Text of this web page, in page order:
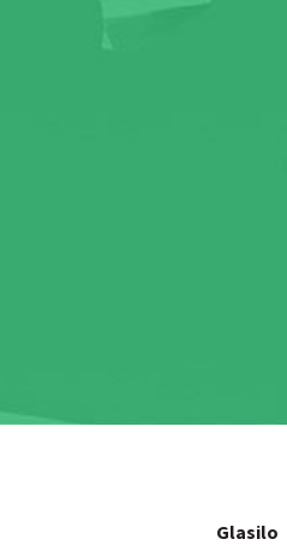
Glasilo